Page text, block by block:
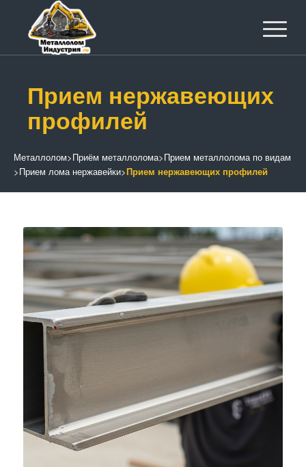
Прием нержавеющих
профилей
Металлолом>Приём металлолома>Прием металлолома по видам
>Прием лома нержавейки>Прием нержавеющих профилей